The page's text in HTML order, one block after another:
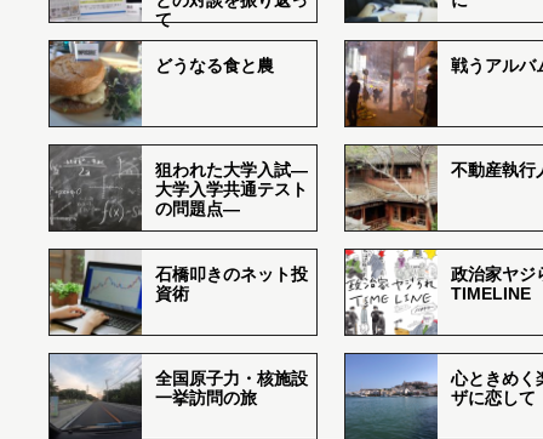
て
どうなる食と農 戦うアルバ
狙われた大学入試―
大学入学共通テスト
の問題点―
不動産執行
石橋叩きのネット投
資術
政治家ヤジ
TIMELINE
全国原子力・核施設
一挙訪問の旅
心ときめく
ザに恋して